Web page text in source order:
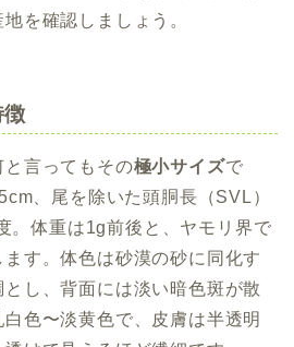
を確認しましょう。
徴
言ってもその極小サイズで
、尾を除いた頭胴長（SVL）
。体重は1g前後と、ヤモリ界で
す。体色は砂漠の砂に同化す
し、背面には淡い暗色斑が散
色〜淡黄色で、皮膚は半透明